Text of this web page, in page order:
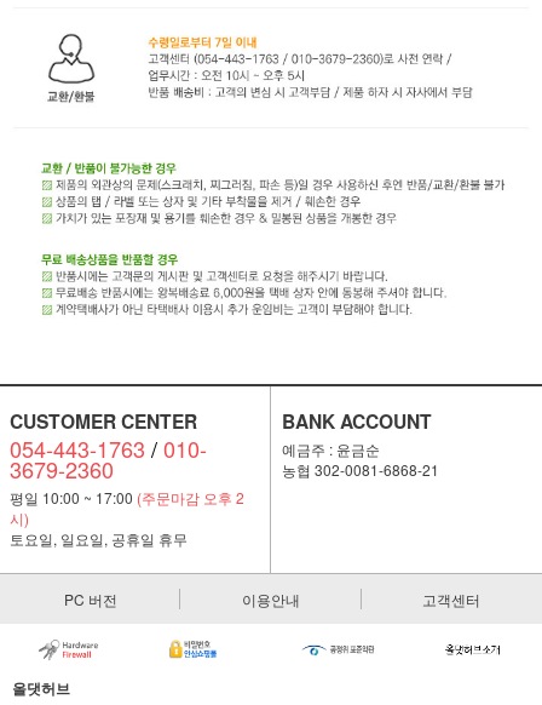
CUSTOMER CENTER
054-443-1763 /010-
3679-2360
평일 10:00 ~ 17:00 (주문마감 오후 2
시)
토요일, 일요일, 공휴일 휴무
BANK ACCOUNT
예금주 : 윤금순
농협 302-0081-6868-21
PC 버전 이용안내 고객센터
올댓허브